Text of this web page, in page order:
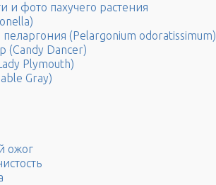
и фото пахучего растения
(Pelargonium odoratissimum)
(Candy Dancer)
Plymouth)
Gray)
ожог